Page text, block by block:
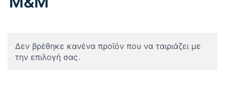
Δεν βρέθηκε κανένα προϊόν που να ταιριάζει με
την επιλογή σας.